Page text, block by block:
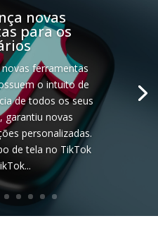
novas
para os
ferramentas
o intuito de
de todos os seus
garantiu novas
personalizadas.
de tela no TikTok